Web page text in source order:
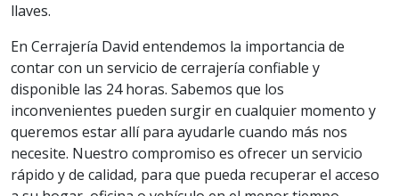
llaves.
En Cerrajería David entendemos la importancia de
contar con un servicio de cerrajería confiable y
disponible las 24 horas. Sabemos que los
inconvenientes pueden surgir en cualquier momento y
queremos estar allí para ayudarle cuando más nos
necesite. Nuestro compromiso es ofrecer un servicio
rápido y de calidad, para que pueda recuperar el acceso